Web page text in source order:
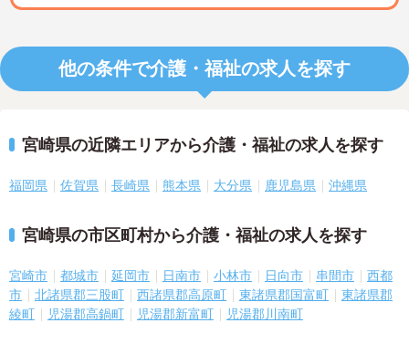
他の条件で介護・福祉の求人を探す
宮崎県の近隣エリアから介護・福祉の求人を探す
福岡県 佐賀県 長崎県 熊本県 大分県 鹿児島県 沖縄県
宮崎県の市区町村から介護・福祉の求人を探す
宮崎市 都城市 延岡市 日南市 小林市 日向市 串間市
西都
市
北諸県郡三股町 西諸県郡高原町 東諸県郡国富町
東諸県郡
綾町
児湯郡高鍋町 児湯郡新富町 児湯郡川南町